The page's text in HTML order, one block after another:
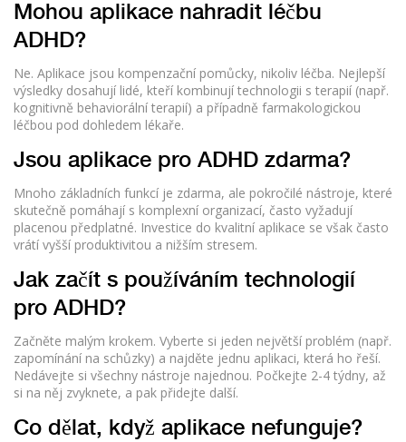
Mohou aplikace nahradit léčbu
ADHD?
Ne. Aplikace jsou kompenzační pomůcky, nikoliv léčba. Nejlepší
výsledky dosahují lidé, kteří kombinují technologii s terapií (např.
kognitivně behaviorální terapií) a případně farmakologickou
léčbou pod dohledem lékaře.
Jsou aplikace pro ADHD zdarma?
Mnoho základních funkcí je zdarma, ale pokročilé nástroje, které
skutečně pomáhají s komplexní organizací, často vyžadují
placenou předplatné. Investice do kvalitní aplikace se však často
vrátí vyšší produktivitou a nižším stresem.
Jak začít s používáním technologií
pro ADHD?
Začněte malým krokem. Vyberte si jeden největší problém (např.
zapomínání na schůzky) a najděte jednu aplikaci, která ho řeší.
Nedávejte si všechny nástroje najednou. Počkejte 2-4 týdny, až
si na něj zvyknete, a pak přidejte další.
Co dělat, když aplikace nefunguje?